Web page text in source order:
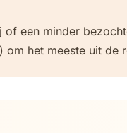
een minder
het meeste uit de